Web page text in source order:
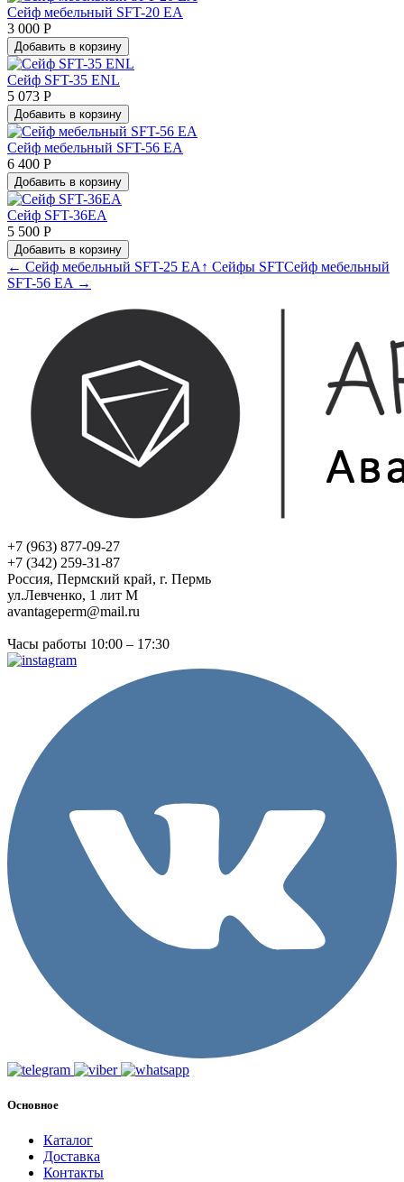
Сейф мебельный SFT-20 EA
3 000 Р
Добавить в корзину
Сейф SFT-35 ENL
5 073 Р
Добавить в корзину
Сейф мебельный SFT-56 EA
6 400 Р
Добавить в корзину
Сейф SFT-36EA
5 500 Р
Добавить в корзину
← Сейф мебельный SFT-25 EA ↑ Сейфы SFTСейф мебельный
SFT-56 EA →
+7 (963) 877-09-27
+7 (342) 259-31-87
Россия, Пермский край, г. Пермь
ул.Левченко, 1 лит М
avantageperm@mail.ru
Часы работы 10:00 – 17:30
Основное
Каталог
Доставка
Контакты